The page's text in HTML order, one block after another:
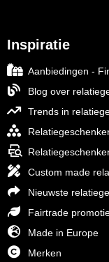
Inspiratie
Aanbiedingen -
Blog over
Trends in
Custom made
Nieuwste
Fairtrade
Made in Europe
Merken